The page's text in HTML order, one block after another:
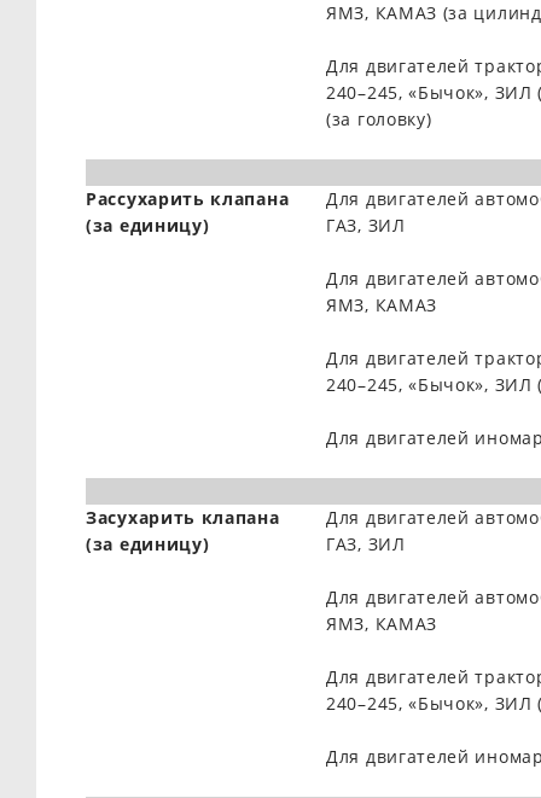
ЯМЗ, КАМАЗ (за
Для двигателей
240–245, «Бычок», ЗИЛ
(за головку)
Рассухарить клапана
(за единицу)
Для двигателей
ГАЗ, ЗИЛ
Для двигателей
ЯМЗ, КАМАЗ
Для двигателей
240–245, «Бычок», ЗИЛ
Для двигателей
Засухарить клапана
(за единицу)
Для двигателей
ГАЗ, ЗИЛ
Для двигателей
ЯМЗ, КАМАЗ
Для двигателей
240–245, «Бычок», ЗИЛ
Для двигателей